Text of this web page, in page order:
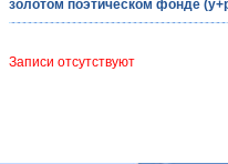
золотом поэтическом фонде
Записи отсутствуют